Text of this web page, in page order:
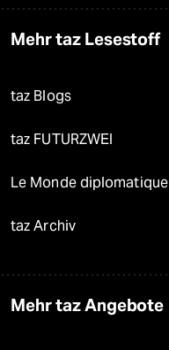
Mehr taz Lesestoff
taz Blogs
taz FUTURZWEI
Le Monde diplomatique
taz Archiv
Mehr taz Angebote